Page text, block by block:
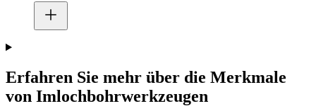
Erfahren Sie mehr über die Merkmale
von Imlochbohrwerkzeugen